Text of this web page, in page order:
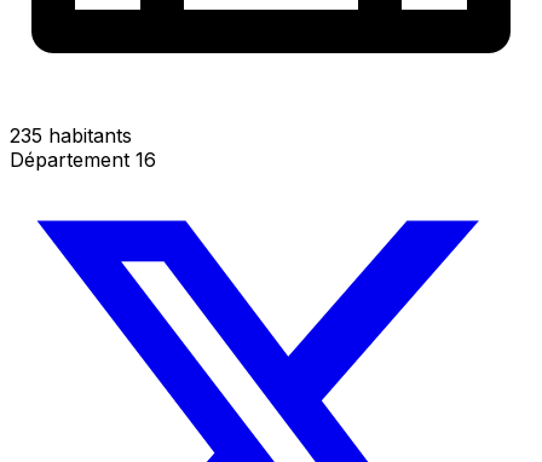
235 habitants
Département 16